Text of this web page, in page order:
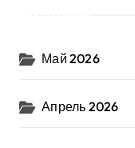
Май 2026
Апрель 2026